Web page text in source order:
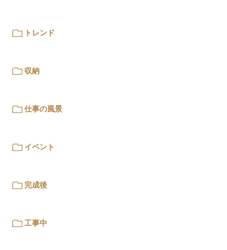
トレンド
収納
仕事の風景
イベント
完成後
工事中